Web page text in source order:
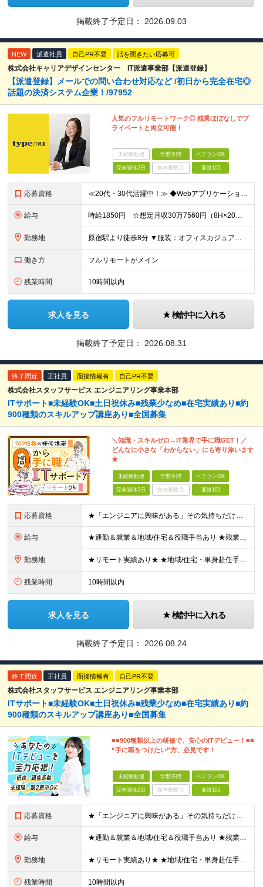
掲載終了予定日： 2026.09.03
NEW 派遣社員 自己PR不要 話を聞きたい応募可
株式会社キャリアデザインセンター IT派遣事業部【派遣登録】
【派遣登録】メールでの問い合わせ対応など /初日から完全在宅◎
話題の決済システム企業！/97952
人気のフルリモートワーク◎ 残業ほぼなしでプ
ライベートと両立可能！
未経験歓迎 学歴不問 ベテランOK
完全週休2日 賞与複数月 面接1回
応募資格 ≪20代・30代活躍中！≫ ◆Webアプリケーションサービスもしくはクラウドサービス等の問い合わせ対応経験 ◆メールやチャット対応の経験 ※ブランクがある方やこれまでのご経験に自信がない方も、まず
給与 時給1850円 ☆想定月収30万7560円（8H×20日+残業5H） ※交通費全額支給 ※在宅日数に応じて、在宅勤務手当あり
勤務地 原宿駅より徒歩8分 ▼服装：オフィスカジュアル ▼働き方：完全在宅勤務 ※初日からリモート勤務になります ▼受動喫煙対策：屋内禁煙
働き方 フルリモートがメイン
残業時間 10時間以内
求人を見る 検討中に入れる
掲載終了予定日： 2026.08.31
終了間近 正社員 面接情報有 自己PR不要
株式会社スタッフサービス エンジニアリング事業本部
ITサポート■未経験OK■土日祝休み■残業少なめ■在宅実績あり■約
900種類のスキルアップ講座あり■全国募集
＼知識・スキルゼロ→IT業界で手に職GET！／
どんなに小さな「わからない」にも寄り添います
★
未経験歓迎 学歴不問 ベテランOK
完全週休2日 賞与複数月 面接1回
応募資格 ★「エンジニアに興味がある」その気持ちだけでOK！ ■学歴不問 ■IT知識・実務経験は一切不問！未経験・第二新卒大歓迎 ★ITサポート・IT事務やエンジニアの経験をお持ちの方は優遇します！ 地方在住
給与 ★通勤＆就業＆地域/住宅＆役職手当あり ★残業代は全額支給 ★選べる給与制度あり！ ■東京・神奈川・千葉・埼玉勤務の場合 月給24.5万円～55万円＋諸手当 （残業代は全額支給） (20,000円の
勤務地 ★リモート実績あり★ ★地域/住宅・単身赴任手当などサポートも万全 ★転任費用や寮・社宅制度も完備しています ★勤務地については希望を考慮の上、決定します 『地元で働きたい』『新天地で挑戦したい』と
残業時間 10時間以内
求人を見る 検討中に入れる
掲載終了予定日： 2026.08.24
終了間近 正社員 面接情報有 自己PR不要
株式会社スタッフサービス エンジニアリング事業本部
ITサポート■未経験OK■土日祝休み■残業少なめ■在宅実績あり■約
900種類のスキルアップ講座あり■全国募集
■■900種類以上の研修で、安心のITデビュー！■■
“手に職をつけたい”方、必見です！
未経験歓迎 学歴不問 ベテランOK
完全週休2日 賞与複数月 面接1回
応募資格 ★「エンジニアに興味がある」その気持ちだけでOK！ ■学歴不問 ■IT知識・実務経験は一切不問！未経験・第二新卒大歓迎 ★ITサポート・IT事務やエンジニアの経験をお持ちの方は優遇します！ 地方在住
給与 ★通勤＆就業＆地域/住宅＆役職手当あり ★残業代は全額支給 ★選べる給与制度あり！ ■東京・神奈川・千葉・埼玉勤務の場合 月給24.5万円～55万円＋諸手当 （残業代は全額支給） (20,000円の
勤務地 ★リモート実績あり★ ★地域/住宅・単身赴任手当などサポートも万全 ★転任費用や寮・社宅制度も完備しています ★勤務地については希望を考慮の上、決定します 『地元で働きたい』『新天地で挑戦したい』と
残業時間 10時間以内